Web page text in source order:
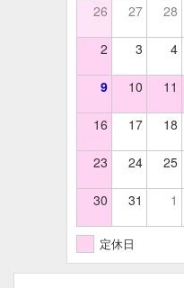
26 27 28
2 3 4
9 10 11
16 17 18
23 24 25
30 31 1
定休日